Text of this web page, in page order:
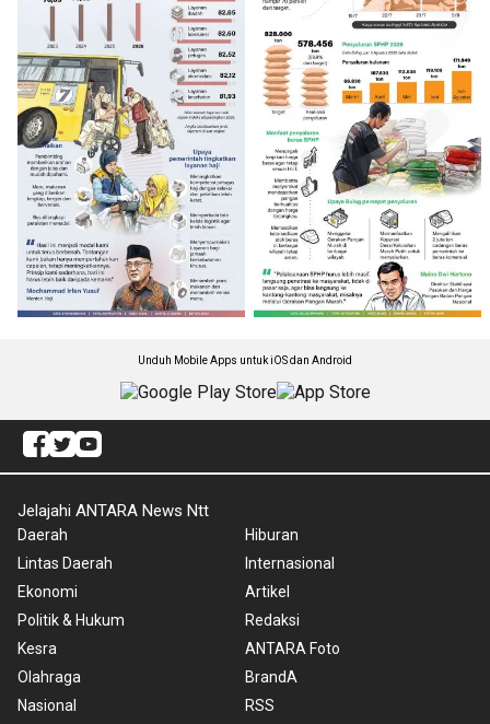
Unduh Mobile Apps untuk iOS dan Android
Jelajahi ANTARA News Ntt
Daerah
Lintas Daerah
Ekonomi
Politik & Hukum
Kesra
Olahraga
Nasional
Hiburan
Internasional
Artikel
Redaksi
ANTARA Foto
BrandA
RSS